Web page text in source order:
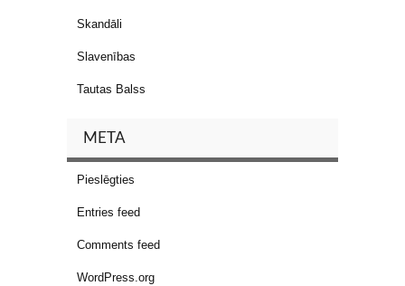
Skandāli
Slavenības
Tautas Balss
META
Pieslēgties
Entries feed
Comments feed
WordPress.org